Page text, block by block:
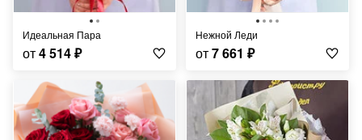
Идеальная Пара
от4 514₽
Нежной Леди
от7 661 ₽